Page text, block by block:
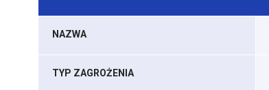
NAZWA
TYP ZAGROŻENIA